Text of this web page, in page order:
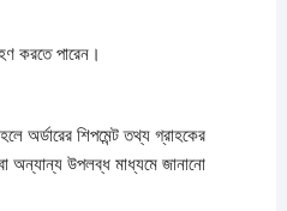
করতে পারেন।
অর্ডারের শিপমেন্ট তথ্য গ্রাহকের
উপলব্ধ মাধ্যমে জানানো